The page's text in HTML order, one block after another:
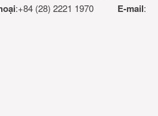
:+84 (28) 2221 1970 E-mail: